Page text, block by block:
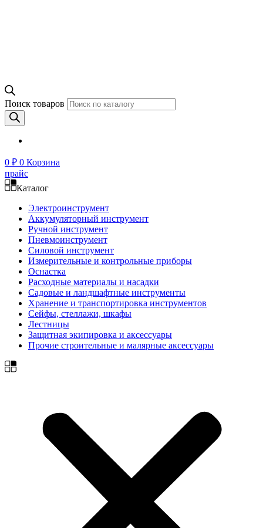
Поиск товаров
0 ₽ 0 Корзина
прайс
Каталог
Электроинструмент
Аккумуляторный инструмент
Ручной инструмент
Пневмоинструмент
Силовой инструмент
Измерительные и контрольные приборы
Оснастка
Расходные материалы и насадки
Садовые и ландшафтные инструменты
Хранение и транспортировка инструментов
Сейфы, стеллажи, шкафы
Лестницы
Защитная экипировка и аксессуары
Прочие строительные и малярные аксессуары